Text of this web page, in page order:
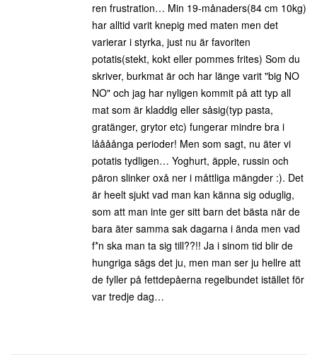
ren frustration… Min 19-månaders(84 cm 10kg)
har alltid varit knepig med maten men det
varierar i styrka, just nu är favoriten
potatis(stekt, kokt eller pommes frites) Som du
skriver, burkmat är och har länge varit "big NO
NO" och jag har nyligen kommit på att typ all
mat som är kladdig eller såsig(typ pasta,
gratänger, grytor etc) fungerar mindre bra i
låååånga perioder! Men som sagt, nu äter vi
potatis tydligen… Yoghurt, äpple, russin och
päron slinker oxå ner i måttliga mängder :). Det
är heelt sjukt vad man kan känna sig oduglig,
som att man inte ger sitt barn det bästa när de
bara äter samma sak dagarna i ända men vad
f*n ska man ta sig till??!! Ja i sinom tid blir de
hungriga sägs det ju, men man ser ju hellre att
de fyller på fettdepåerna regelbundet istället för
var tredje dag…